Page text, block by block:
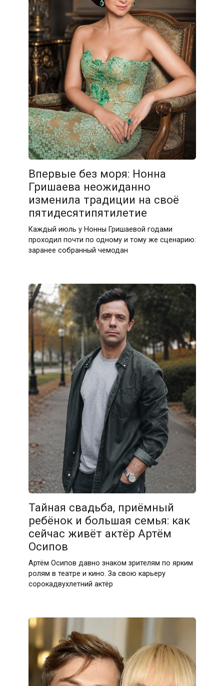
Впервые без моря: Нонна
Гришаева неожиданно
изменила традиции на своё
пятидесятипятилетие
Каждый июль у Нонны Гришаевой годами
проходил почти по одному и тому же сценарию:
заранее собранный чемодан
Тайная свадьба, приёмный
ребёнок и большая семья: как
сейчас живёт актёр Артём
Осипов
Артём Осипов давно знаком зрителям по ярким
ролям в театре и кино. За свою карьеру
сорокадвухлетний актёр